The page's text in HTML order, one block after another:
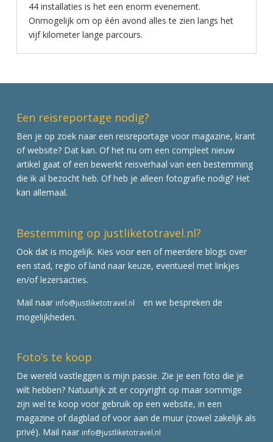
44 installaties is het een enorm evenement.
Onmogelijk om op één avond alles te zien langs het
vijf kilometer lange parcours.
Een reisreportage nodig?
Ben je op zoek naar een reisreportage voor magazine, krant
of website? Dat kan. Of het nu om een compleet nieuw
artikel gaat of een bewerkt reisverhaal van een bestemming
die ik al bezocht heb. Of heb je alleen fotografie nodig? Het
kan allemaal.
Bestemming op justliketotravel.nl?
Ook dat is mogelijk. Kies voor een of meerdere blogs over
een stad, regio of land naar keuze, eventueel met linkjes
en/of lezersacties.
Mail naar info@justliketotravel.nl
en we bespreken de
mogelijkheden.
Foto’s te koop
De wereld vastleggen is mijn passie. Zie je een foto die je
wilt hebben? Natuurlijk zit er copyright op maar sommige
zijn wel te koop voor gebruik op een website, in een
magazine of dagblad of voor aan de muur (zowel zakelijk als
privé). Mail naar info@justliketotravel.nl